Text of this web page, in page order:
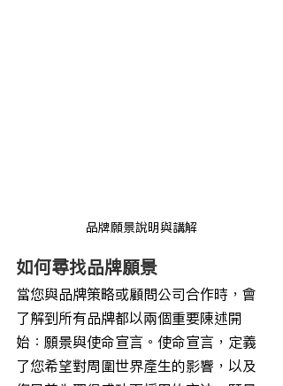
品牌願景說明與講解
如何尋找品牌願景
當您與品牌策略或顧問公司合作時，會
了解到所有品牌都以兩個重要陳述開
始：願景與使命宣言。使命宣言，定義
了您希望對周圍世界產生的影響，以及